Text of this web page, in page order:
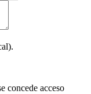
concede acceso